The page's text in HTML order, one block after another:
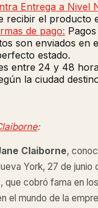
Entrega a Nivel
recibir el producto
de pago:
son enviados en
estado.
entre 24 y 48
la ciudad
:
Claiborne,
York, 27 de
que cobró fama en
el mundo de la